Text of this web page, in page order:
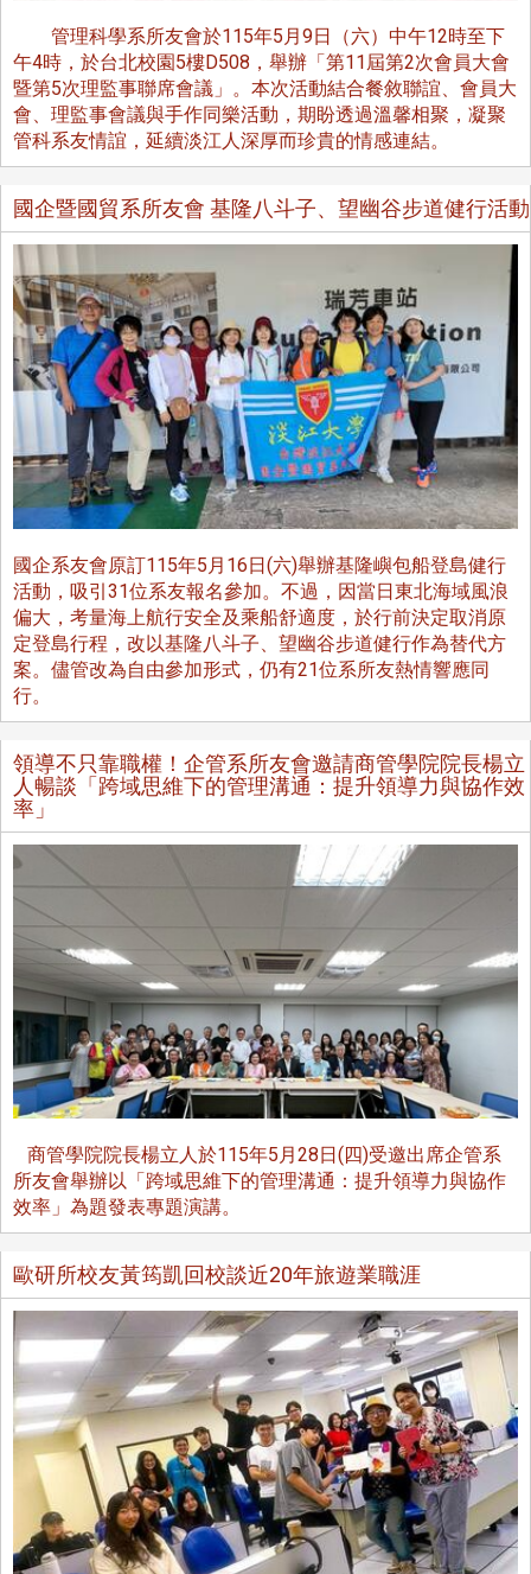
管理科學系所友會於115年5月9日（六）中午12時至下
午4時，於台北校園5樓D508，舉辦「第11屆第2次會員大會
暨第5次理監事聯席會議」。本次活動結合餐敘聯誼、會員大
會、理監事會議與手作同樂活動，期盼透過溫馨相聚，凝聚
管科系友情誼，延續淡江人深厚而珍貴的情感連結。
國企暨國貿系所友會 基隆八斗子、望幽谷步道健行活動
國企系友會原訂115年5月16日(六)舉辦基隆嶼包船登島健行
活動，吸引31位系友報名參加。不過，因當日東北海域風浪
偏大，考量海上航行安全及乘船舒適度，於行前決定取消原
定登島行程，改以基隆八斗子、望幽谷步道健行作為替代方
案。儘管改為自由參加形式，仍有21位系所友熱情響應同
行。
領導不只靠職權！企管系所友會邀請商管學院院長楊立
人暢談「跨域思維下的管理溝通：提升領導力與協作效
率」
商管學院院長楊立人於115年5月28日(四)受邀出席企管系
所友會舉辦以「跨域思維下的管理溝通：提升領導力與協作
效率」為題發表專題演講。
歐研所校友黃筠凱回校談近20年旅遊業職涯